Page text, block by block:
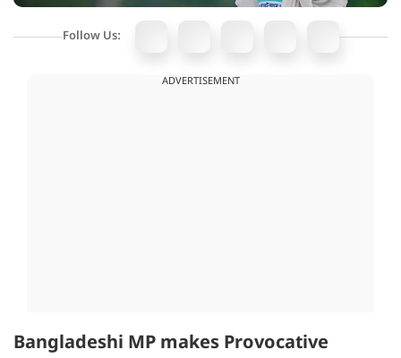
Follow Us:
ADVERTISEMENT
Bangladeshi MP makes Provocative